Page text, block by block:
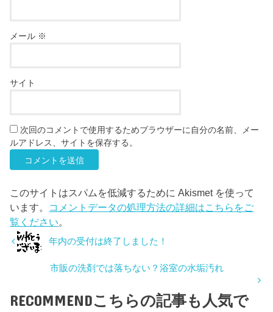
メール ※
サイト
次回のコメントで使用するためブラウザーに自分の名前、メー
ルアドレス、サイトを保存する。
このサイトはスパムを低減するために Akismet を使って
います。 コメントデータの処理方法の詳細はこちらをご
覧ください。
年内の受付は終了しました！
市販の洗剤では落ちない？浴室の水垢汚れ
RECOMMENDこちらの記事も人気で